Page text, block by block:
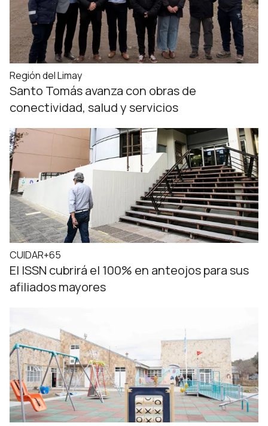
Región del Limay
Santo Tomás avanza con obras de
conectividad, salud y servicios
CUIDAR+65
El ISSN cubrirá el 100% en anteojos para sus
afiliados mayores